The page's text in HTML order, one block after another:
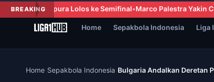
BREAKING
Marco Palestra Yakin Chelsea Siap Jalani Musim
Home Sepakbola Indonesia Liga
Home Sepakbola Indonesia Bulgaria Andalkan Deretan